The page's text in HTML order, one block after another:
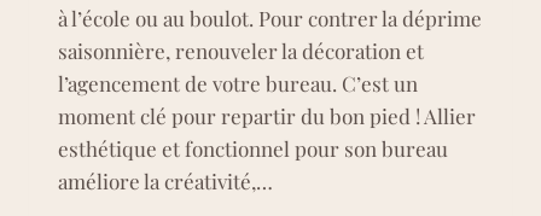
à l’école ou au boulot. Pour contrer la déprime
saisonnière, renouveler la décoration et
l’agencement de votre bureau. C’est un
moment clé pour repartir du bon pied ! Allier
esthétique et fonctionnel pour son bureau
améliore la créativité,…